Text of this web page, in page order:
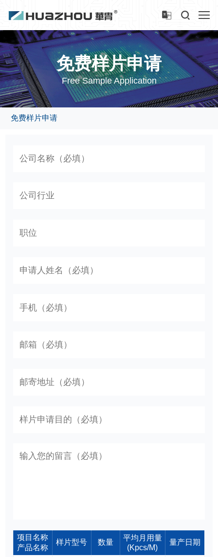
免费样片申请
Free Sample Application
免费样片申请
项目名称
产品名称
样片型号 数量
平均月用量
(Kpcs/M)
量产日期